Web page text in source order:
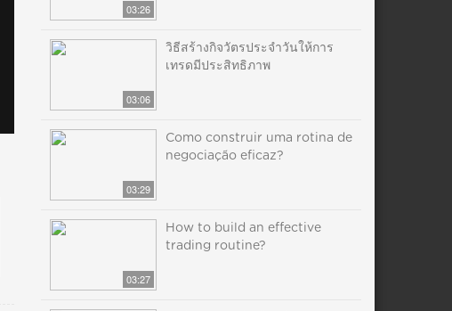
03:26
03:06
วิธีสร้างกิจวัตรประจำวันให้การ
เทรดมีประสิทธิภาพ
03:29
Como construir uma rotina de
negociação eficaz?
03:27
How to build an effective
trading routine?